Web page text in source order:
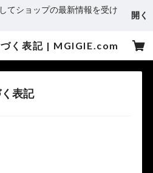
てショップの最新情報を受け
開く
く表記 | MGIGIE.com
表記